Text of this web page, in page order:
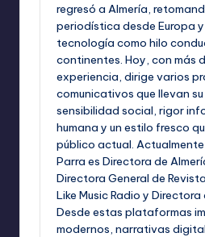
regresó a Almería,
periodística desde Europa
tecnología como hilo
continentes. Hoy, con más
experiencia, dirige varios
comunicativos que llevan
sensibilidad social, rigor
humana y un estilo fresco
público actual.
Parra es Directora de
Directora General de
Like Music Radio y
Desde estas plataformas
modernos, narrativas